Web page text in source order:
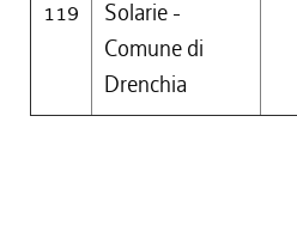
119
Solarie -
Comune di
Drenchia